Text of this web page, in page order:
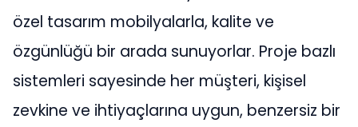
özel tasarım mobilyalarla, kalite ve
özgünlüğü bir arada sunuyorlar. Proje bazlı
sistemleri sayesinde her müşteri, kişisel
zevkine ve ihtiyaçlarına uygun, benzersiz bir